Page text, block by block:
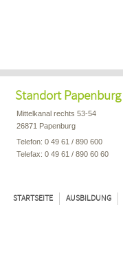
Standort Papenburg
Mittelkanal rechts 53-54
26871 Papenburg
Telefon: 0 49 61 / 890 600
Telefax: 0 49 61 / 890 60 60
STARTSEITE AUSBILDUNG